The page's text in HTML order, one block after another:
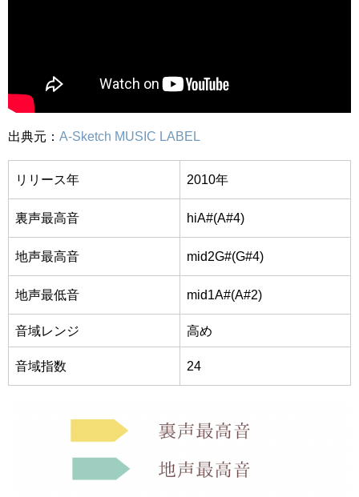
出典元： A-Sketch MUSIC LABEL
リリース年 2010年
裏声最高音 hiA#(A#4)
地声最高音 mid2G#(G#4)
地声最低音 mid1A#(A#2)
音域レンジ 高め
音域指数 24